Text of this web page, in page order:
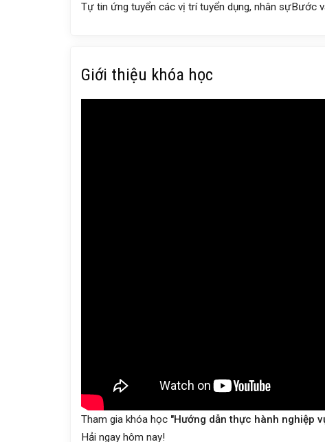
Tự tin ứng tuyển các vị trí tuyển dụng, nhân sựBước
Giới thiệu khóa học
Tham gia khóa học "Hướng dẫn thực hành nghiệp
Hải ngay hôm nay!